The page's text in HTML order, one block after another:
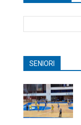
SENIORI